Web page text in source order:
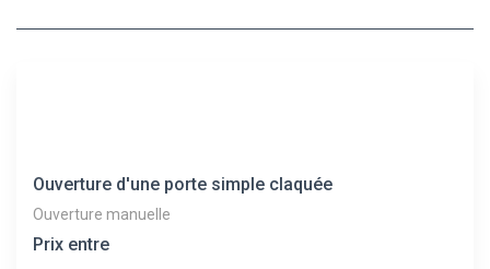
Ouverture d'une porte simple claquée
Ouverture manuelle
Prix entre